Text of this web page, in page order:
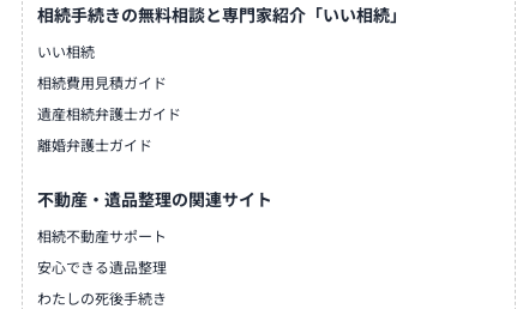
相続手続きの無料相談と専門家紹介「いい相続」
いい相続
相続費用見積ガイド
遺産相続弁護士ガイド
離婚弁護士ガイド
不動産・遺品整理の関連サイト
相続不動産サポート
安心できる遺品整理
わたしの死後手続き